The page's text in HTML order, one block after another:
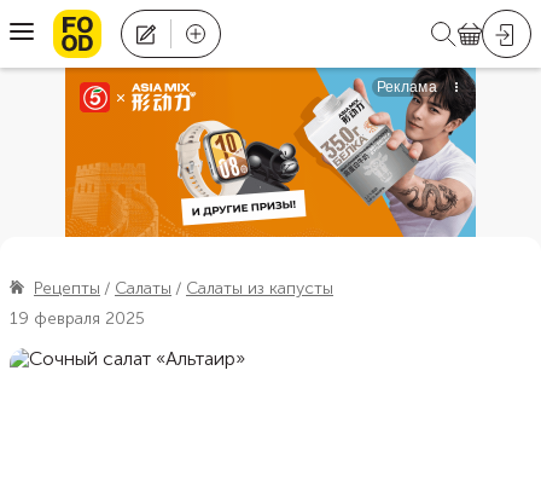
Рецепты Салаты
Салаты из капусты
19 февраля 2025